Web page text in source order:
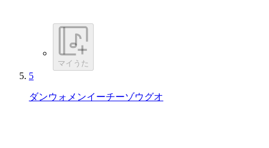
マイうた
5
ダンウォメンイーチーゾウグオ